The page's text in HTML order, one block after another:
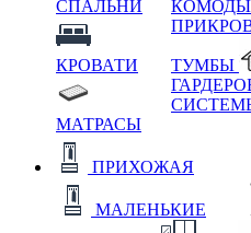
СПАЛЬНИ
КРОВАТИ
МАТРАСЫ
КОМОДЫ
ТУМБЫ
ПРИХОЖАЯ
МАЛЕНЬКИЕ